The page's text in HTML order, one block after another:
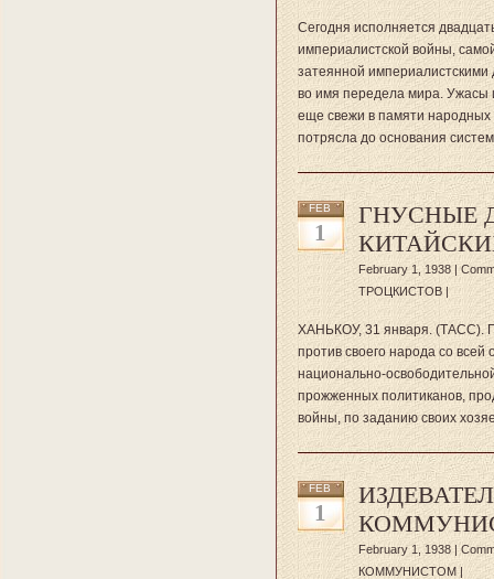
Сегодня исполняется
империалистской войны,
затеянной империалистскими
во имя передела мира. Ужасы
еще свежи в памяти народных
потрясла до основания
FEB
1
ГНУСНЫЕ
February 1, 1938 |
ТРОЦКИСТОВ |
ХАНЬКОУ, 31 января. (ТАСС).
против своего народа со
национально-
прожженных политиканов,
войны, по заданию своих
FEB
1
February 1, 1938 |
КОММУНИСТОМ|